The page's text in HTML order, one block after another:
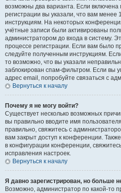
возможны два варианта. Если включена
регистрации вы указали, что вам менее
инструкциям. На некоторых
учётные записи были активированы
администратором до входа в систему.
процессе регистрации. Если вам было
следуйте полученным инструкциям.
то возможно, что вы указали
заблокирован спам-фильтром. Если вы
адрес email, попробуйте связаться с
Вернуться к началу
Почему я не могу войти?
Существует несколько возможных
вы правильно вводите имя
правильно, свяжитесь с
вам закрыт доступ к конференции.
в конфигурации конференции,
исправления настроек.
Вернуться к началу
Я давно зарегистрирован, но больше
Возможно, администратор по какой-то